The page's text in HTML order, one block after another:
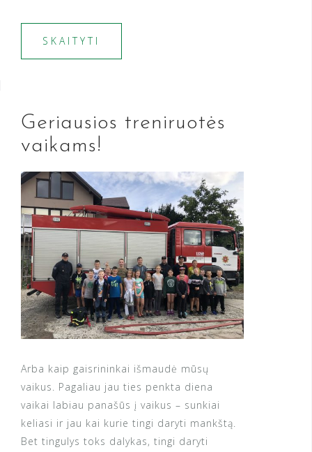
SKAITYTI
Geriausios treniruotės
vaikams!
Arba kaip gaisrininkai išmaudė mūsų
vaikus. Pagaliau jau ties penkta diena
vaikai labiau panašūs į vaikus – sunkiai
keliasi ir jau kai kurie tingi daryti mankštą.
Bet tingulys toks dalykas, tingi daryti